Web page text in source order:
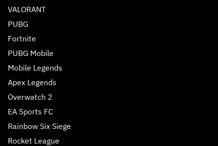
VALORANT
PUBG
Fortnite
PUBG Mobile
Mobile Legends
Apex Legends
Overwatch 2
EA Sports FC
Rainbow Six Siege
Rocket League